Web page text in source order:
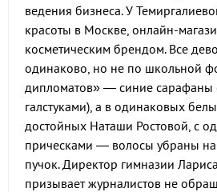
ведения бизнеса. У
красоты в Москве, онлайн-
косметическим брендом. Все
одинаково, но не по школьной
дипломатов» — синие
галстуками), а в одинаковых
достойных Наташи Ростовой, с
прическами — волосы убраны
пучок. Директор гимназии
призывает журналистов не